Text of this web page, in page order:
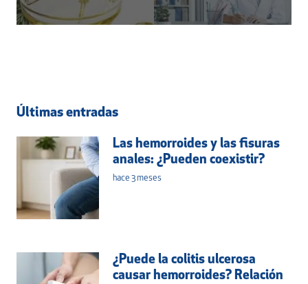
Últimas entradas
Las hemorroides y las fisuras
anales: ¿Pueden coexistir?
hace 3 meses
¿Puede la colitis ulcerosa
causar hemorroides? Relación